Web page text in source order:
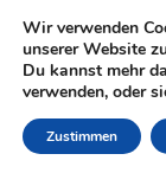
Wir verwenden
unserer Website
Du kannst mehr
verwenden, oder
Zustimmen